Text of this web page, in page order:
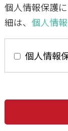
個人情報保護
細は、 個人情
個人情報